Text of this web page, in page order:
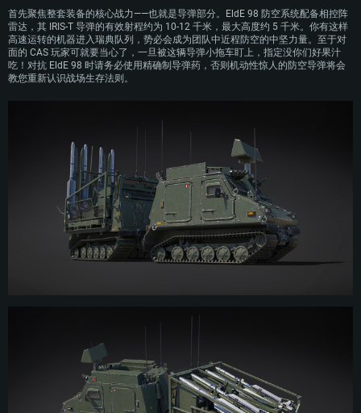
首先聚焦整套装备的核心战力——也就是导弹部分。EldE 98 防空系统配备相控阵
雷达，其 IRIS-T 导弹的有效射程约为 10-12 千米，最大高度约 5 千米。你有这样
高速运转的机器进入瑞典队列，势必会成为团队中近程防空的中坚力量。至于对
面的 CAS 玩家可就要当心了，一旦被这辆导弹小拖车盯上，指定没你们好果汁
吃！对抗 EldE 98 时请务必使用精确制导弹药，否则机动性惊人的防空导弹将会
教您重新认识战场生存法则。